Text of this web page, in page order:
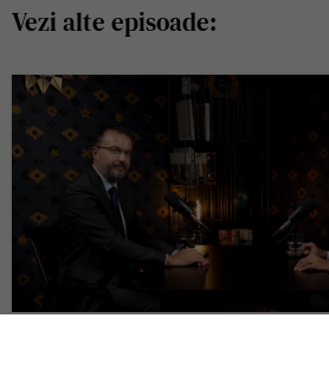
Vezi alte episoade: